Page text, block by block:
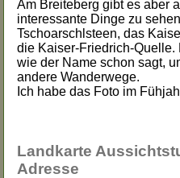
Am Breiteberg gibt es aber
interessante Dinge zu
Tschoarschlsteen, das
die Kaiser-Friedrich-Quelle.
wie der Name schon sagt,
andere Wanderwege.
Ich habe das Foto im
Landkarte
Adresse